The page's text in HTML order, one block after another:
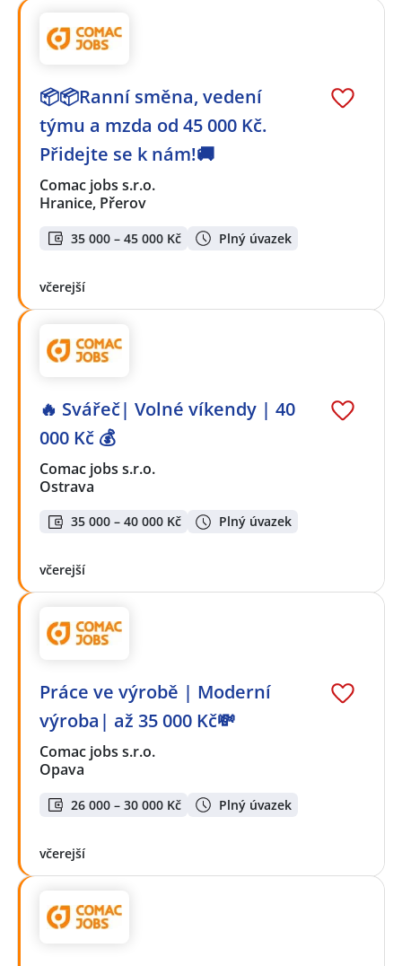
📦📦Ranní směna, vedení
týmu a mzda od 45 000 Kč.
Přidejte se k nám!🚚
Comac jobs s.r.o.
Hranice, Přerov
35 000 – 45 000 Kč Plný úvazek
včerejší
🔥 Svářeč| Volné víkendy | 40
000 Kč 💰
Comac jobs s.r.o.
Ostrava
35 000 – 40 000 Kč Plný úvazek
včerejší
Práce ve výrobě | Moderní
výroba| až 35 000 Kč💸
Comac jobs s.r.o.
Opava
26 000 – 30 000 Kč Plný úvazek
včerejší